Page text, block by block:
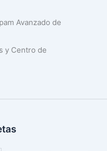
Avanzado de
y Centro de